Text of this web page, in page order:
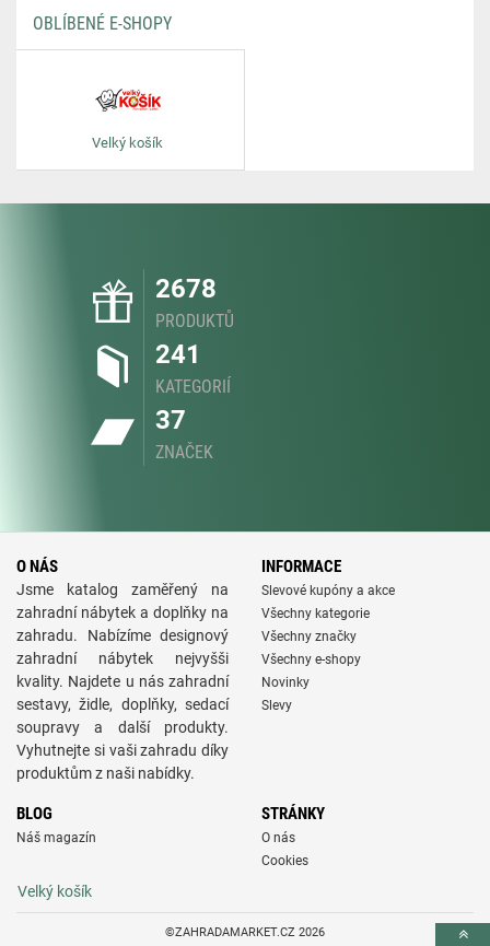
OBLÍBENÉ E-SHOPY
Velký košík
2678
PRODUKTŮ
241
KATEGORIÍ
37
ZNAČEK
O NÁS
Jsme katalog zaměřený na
zahradní nábytek a doplňky na
zahradu. Nabízíme designový
zahradní nábytek nejvyšši
kvality. Najdete u nás zahradní
sestavy, židle, doplňky, sedací
soupravy a další produkty.
Vyhutnejte si vaši zahradu díky
produktům z naši nabídky.
INFORMACE
Slevové kupóny a akce
Všechny kategorie
Všechny značky
Všechny e-shopy
Novinky
Slevy
BLOG
Náš magazín
STRÁNKY
O nás
Cookies
Velký košík
©ZAHRADAMARKET.CZ 2026